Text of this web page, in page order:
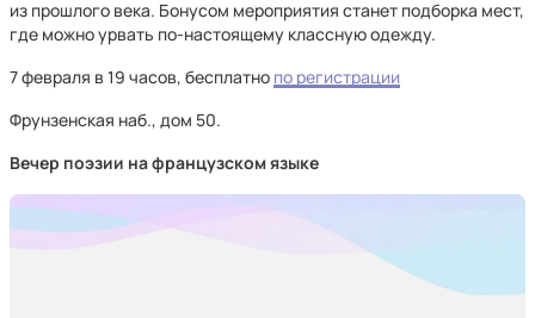
из прошлого века. Бонусом мероприятия станет подборка мест,
где можно урвать по-настоящему классную одежду.
7 февраля в 19 часов, бесплатно по регистрации
Фрунзенская наб., дом 50.
Вечер поэзии на французском языке